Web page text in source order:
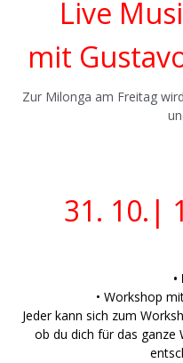
Live
mit
Zur Milonga am Freitag
31. 10.|
• Workshop
Jeder kann sich zum
ob du dich für das ganze